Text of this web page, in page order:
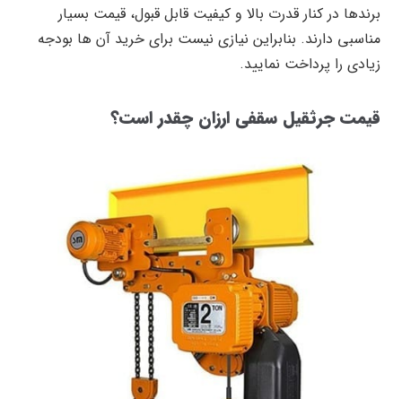
برندها در کنار قدرت بالا و کیفیت قابل قبول، قیمت بسیار
مناسبی دارند. بنابراین نیازی نیست برای خرید آن ها بودجه
زیادی را پرداخت نمایید.
قیمت جرثقیل سقفی ارزان چقدر است؟